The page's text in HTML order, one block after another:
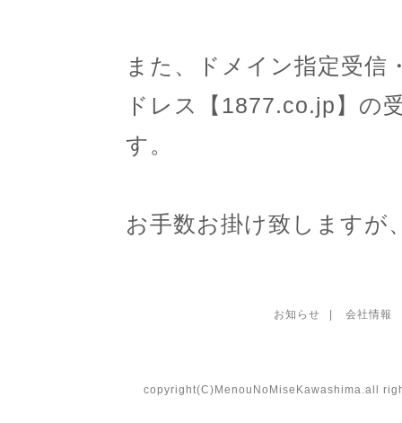
また、ドメイン指定受信
ドレス【1877.co.jp】の
す。
お手数お掛け致しますが
お知らせ 会社情報
copyright(C)MenouNoMiseKawashima.all